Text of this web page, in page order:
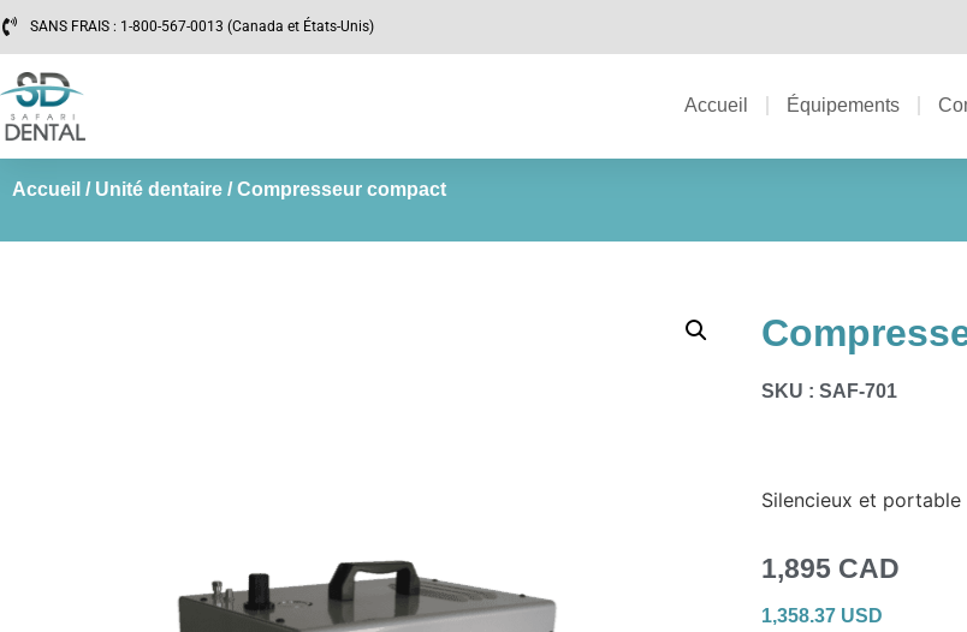
SANS FRAIS : 1-800-567-0013 (Canada et États-Unis)
Accueil Équipements
Accueil / Unité dentaire / Compresseur compact
SKU : SAF-701
Silencieux et portable
1,895 CAD
1,358.37 USD